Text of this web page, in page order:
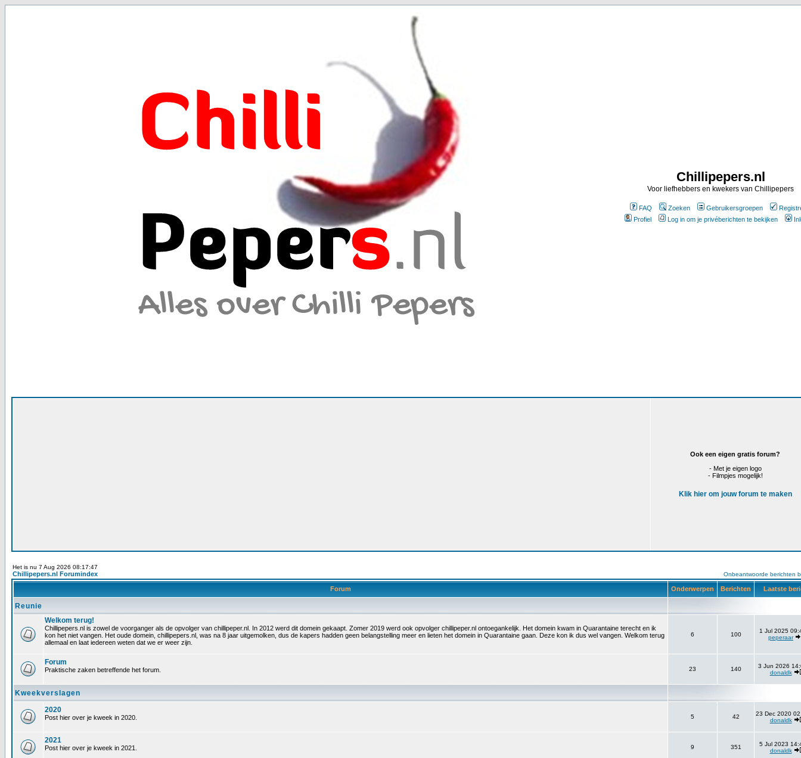
Chillipepers.nl
Voor liefhebbers en kwekers van Chillipepers
FAQ Zoeken Gebruikersgroepen
Profiel
Log in om je privéberichten te bekijken
Ook een eigen gratis forum?
- Met je eigen logo
- Filmpjes mogelijk!
Klik hier om jouw forum te maken
Het is nu 7 Aug 2026 08:17:47
Chillipepers.nl Forumindex Onbeantwoorde berichten
Forum Onderwerpen Berichten Laatste
Reunie
Welkom terug!
Chillipepers.nl is zowel de voorganger als de opvolger van chillipeper.nl. In 2012 werd dit domein gekaapt. Zomer 2019 werd ook opvolger chillipeper.nl ontoegankelijk. Het domein kwam in Quarantaine terecht en ik
kon het niet vangen. Het oude domein, chillipepers.nl, was na 8 jaar uitgemolken, dus de kapers hadden geen belangstelling meer en lieten het domein in Quarantaine gaan. Deze kon ik dus wel vangen. Welkom terug
allemaal en laat iedereen weten dat we er weer zijn.
6 100
1 Jul 2025
peperaar
Forum
Praktische zaken betreffende het forum. 23 140
3 Jun 2026
donaldk
Kweekverslagen
2020
Post hier over je kweek in 2020. 5 42
23 Dec 2020
donaldk
2021
Post hier over je kweek in 2021. 9 351
5 Jul 2023
donaldk